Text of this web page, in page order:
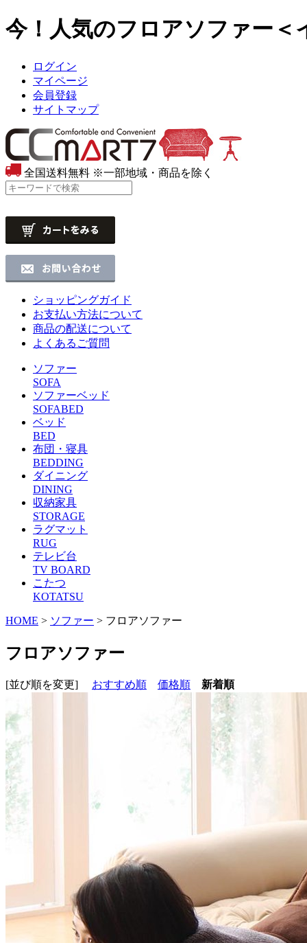
今！人気のフロアソファー
ログイン
マイページ
会員登録
サイトマップ
全国送料無料 ※一部地域・商品を除く
ショッピングガイド
お支払い方法について
商品の配送について
よくあるご質問
ソファー
SOFA
ソファーベッド
SOFABED
ベッド
BED
布団・寝具
BEDDING
ダイニング
DINING
収納家具
STORAGE
ラグマット
RUG
テレビ台
TV BOARD
こたつ
KOTATSU
HOME > ソファー > フロアソファー
フロアソファー
[並び順を変更] おすすめ順 価格順 新着順